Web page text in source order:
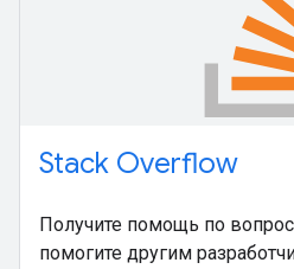
Stack Overflow
Получите помощь по
помогите другим